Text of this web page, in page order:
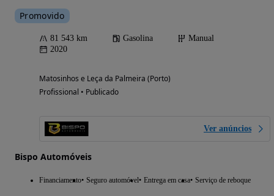
Promovido
81 543 km Gasolina
Manual
2020
Matosinhos e Leça da Palmeira (Porto)
Profissional • Publicado
Ver anúncios
Bispo Automóveis
Financiamento Seguro automóvel Entrega em casa Serviço de reboque